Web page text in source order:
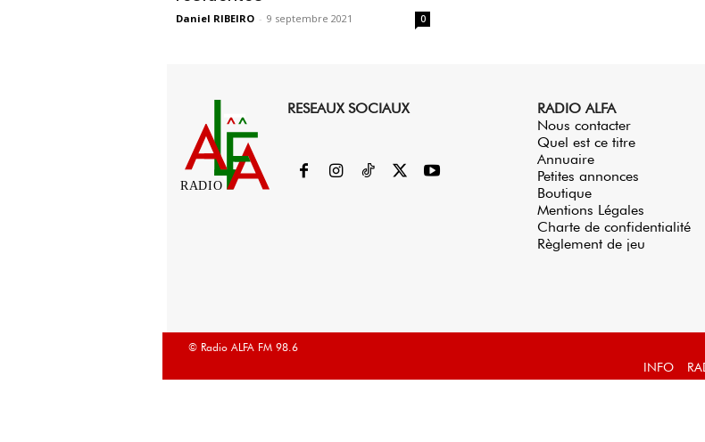
Daniel RIBEIRO - 9 septembre 2021 0
RADIO
RESEAUX SOCIAUX
RADIO ALFA
Nous contacter
Quel est ce titre
Annuaire
Petites annonces
Boutique
Mentions Légales
Charte de confidentialité
Règlement de jeu
© Radio ALFA FM 98.6
INFO